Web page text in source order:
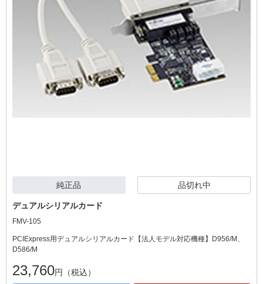
純正品 品切れ中
デュアルシリアルカード
FMV-105
PCIExpress用デュアルシリアルカード【法人モデル対応機種】D956/M、
D586/M
23,760円（税込）